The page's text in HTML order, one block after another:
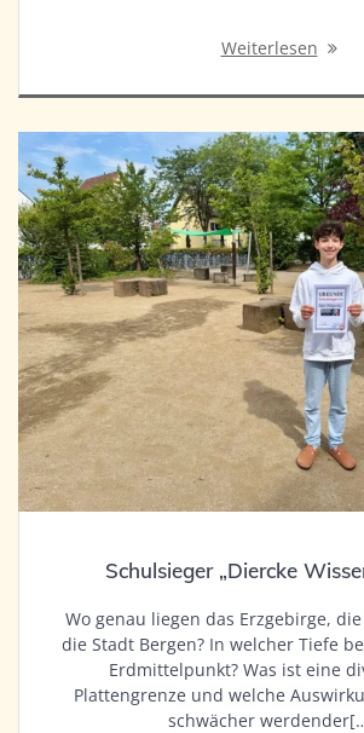
Weiterlesen
Schulsieger „Diercke
Wo genau liegen das Erzgebirge,
die Stadt Bergen? In welcher Tiefe
Erdmittelpunkt? Was ist eine
Plattengrenze und welche
schwächer